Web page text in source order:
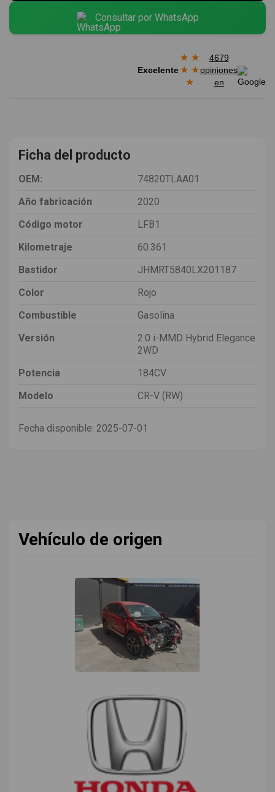
Consultar por WhatsApp
Excelente
★ ★
★ ★
★
4679
opiniones
en
Ficha del producto
OEM:
74820TLAA01
Año fabricación
2020
Código motor
LFB1
Kilometraje
60.361
Bastidor
JHMRT5840LX201187
Color
Rojo
Combustible
Gasolina
Versión
2.0 i-MMD Hybrid Elegance
2WD
Potencia
184CV
Modelo
CR-V (RW)
Fecha disponible: 2025-07-01
Vehículo de origen